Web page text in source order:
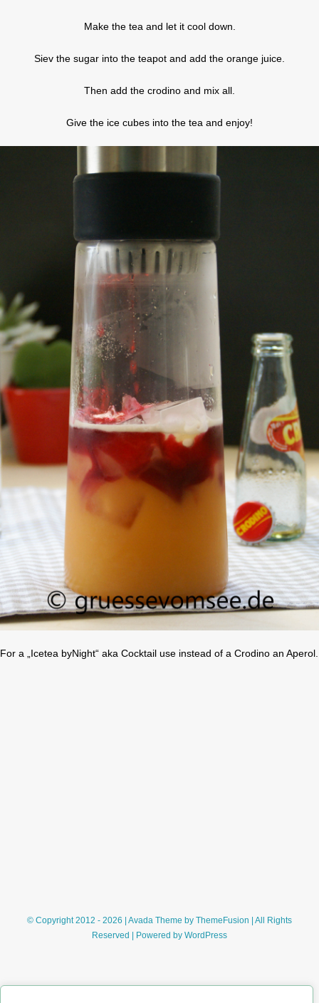
Make the tea and let it cool down.
Siev the sugar into the teapot and add the orange juice.
Then add the crodino and mix all.
Give the ice cubes into the tea and enjoy!
For a „Icetea byNight“ aka Cocktail use instead of a Crodino an Aperol.
© Copyright 2012 - 2026 | Avada Theme by ThemeFusion | All Rights
Reserved | Powered by WordPress